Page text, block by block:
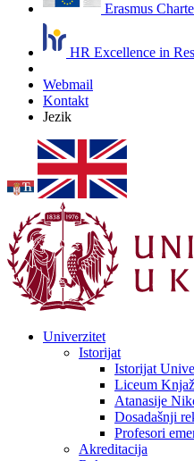
Erasmus
HR Excellence in
Webmail
Kontakt
Jezik
Univerzitet
Istorijat
Istorijat
Liceum
Atanasije
Dosadašnji
Profesori
Akreditacija